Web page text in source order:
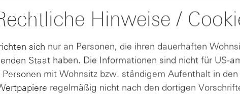
verstoßen zu haben.
|
legt im
Quartal
und
AUGUST
06
06.08.2026 |
16:45
Deutsche
Telekom erhöht
nach solidem
Hinweise /
sich nur an Personen, die ihren dauerhaften
Staat haben. Die Informationen sind nicht für US-
mit Wohnsitz bzw. ständigem Aufenthalt in
regelmäßig nicht nach den dortigen